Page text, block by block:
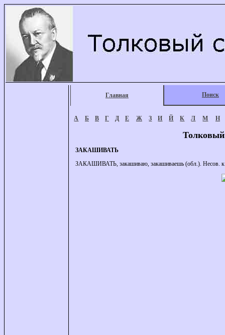
Главная Поиск
А Б В Г Д Е Ж З И Й К Л М Н
ЗАКАШИВАТЬ
ЗАКАШИВАТЬ, закашиваю, закашиваешь (обл.). Несов. к